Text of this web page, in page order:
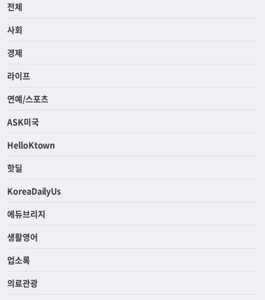
전체
사회
경제
라이프
연예/스포츠
ASK미국
HelloKtown
핫딜
KoreaDailyUs
에듀브리지
생활영어
업소록
의료관광